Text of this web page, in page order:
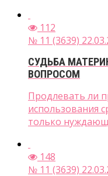
112
№ 11 (3639)
СУДЬБА
ВОПРОСОМ
Продлевать ли
использования
только
148
№ 11 (3639)